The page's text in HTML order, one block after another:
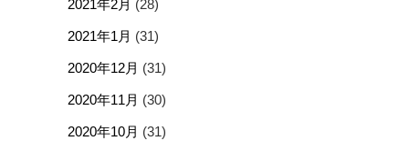
2021年2月 (28)
2021年1月 (31)
2020年12月 (31)
2020年11月 (30)
2020年10月 (31)